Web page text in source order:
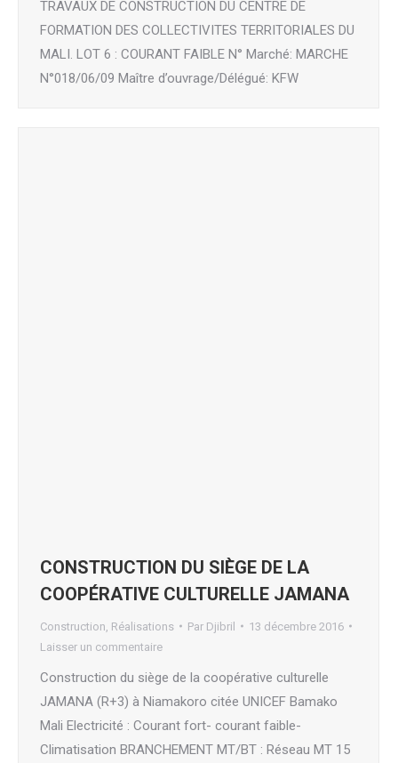
TRAVAUX DE CONSTRUCTION DU CENTRE DE
FORMATION DES COLLECTIVITES TERRITORIALES DU
MALI. LOT 6 : COURANT FAIBLE N° Marché: MARCHE
N°018/06/09 Maître d’ouvrage/Délégué: KFW
CONSTRUCTION DU SIÈGE DE LA
COOPÉRATIVE CULTURELLE JAMANA
Construction Réalisations Par Djibril
13 décembre 2016
Laisser un commentaire
Construction du siège de la coopérative culturelle
JAMANA (R+3) à Niamakoro citée UNICEF Bamako
Mali Electricité : Courant fort- courant faible-
Climatisation BRANCHEMENT MT/BT : Réseau MT 15